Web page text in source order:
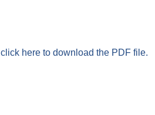
click here to download the PDF file.